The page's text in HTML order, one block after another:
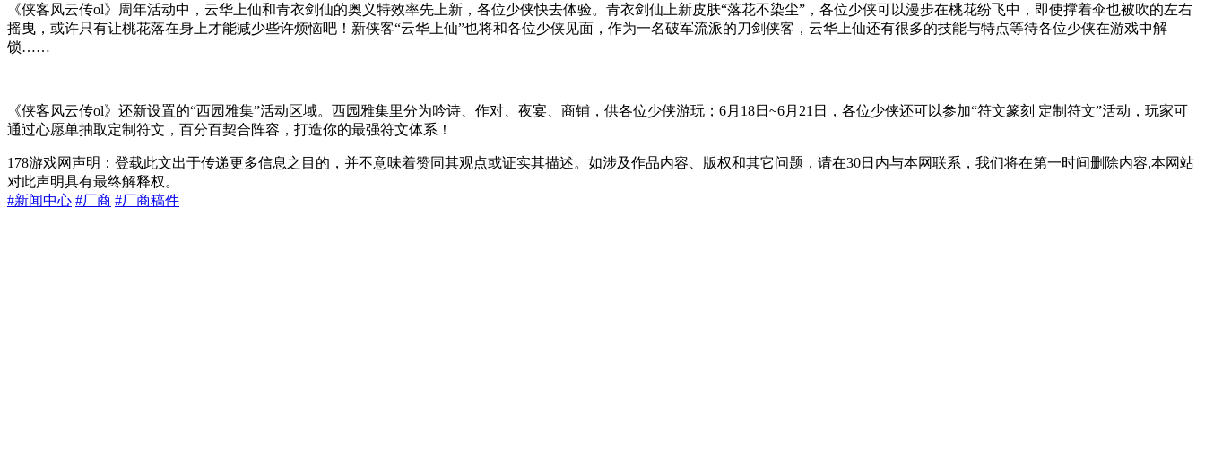
《侠客风云传ol》周年活动中，云华上仙和青衣剑仙的奥义特效率先上新，各位少侠快去体验。青衣剑仙上新皮肤“落花不染尘”，各位少侠可以漫步在桃花纷飞中，即使撑着伞也被吹的左右
摇曳，或许只有让桃花落在身上才能减少些许烦恼吧！新侠客“云华上仙”也将和各位少侠见面，作为一名破军流派的刀剑侠客，云华上仙还有很多的技能与特点等待各位少侠在游戏中解
锁……
《侠客风云传ol》还新设置的“西园雅集”活动区域。西园雅集里分为吟诗、作对、夜宴、商铺，供各位少侠游玩；6月18日~6月21日，各位少侠还可以参加“符文篆刻 定制符文”活动，玩家可
通过心愿单抽取定制符文，百分百契合阵容，打造你的最强符文体系！
178游戏网声明：登载此文出于传递更多信息之目的，并不意味着赞同其观点或证实其描述。如涉及作品内容、版权和其它问题，请在30日内与本网联系，我们将在第一时间删除内容,本网站
对此声明具有最终解释权。
#新闻中心 #厂商 #厂商稿件